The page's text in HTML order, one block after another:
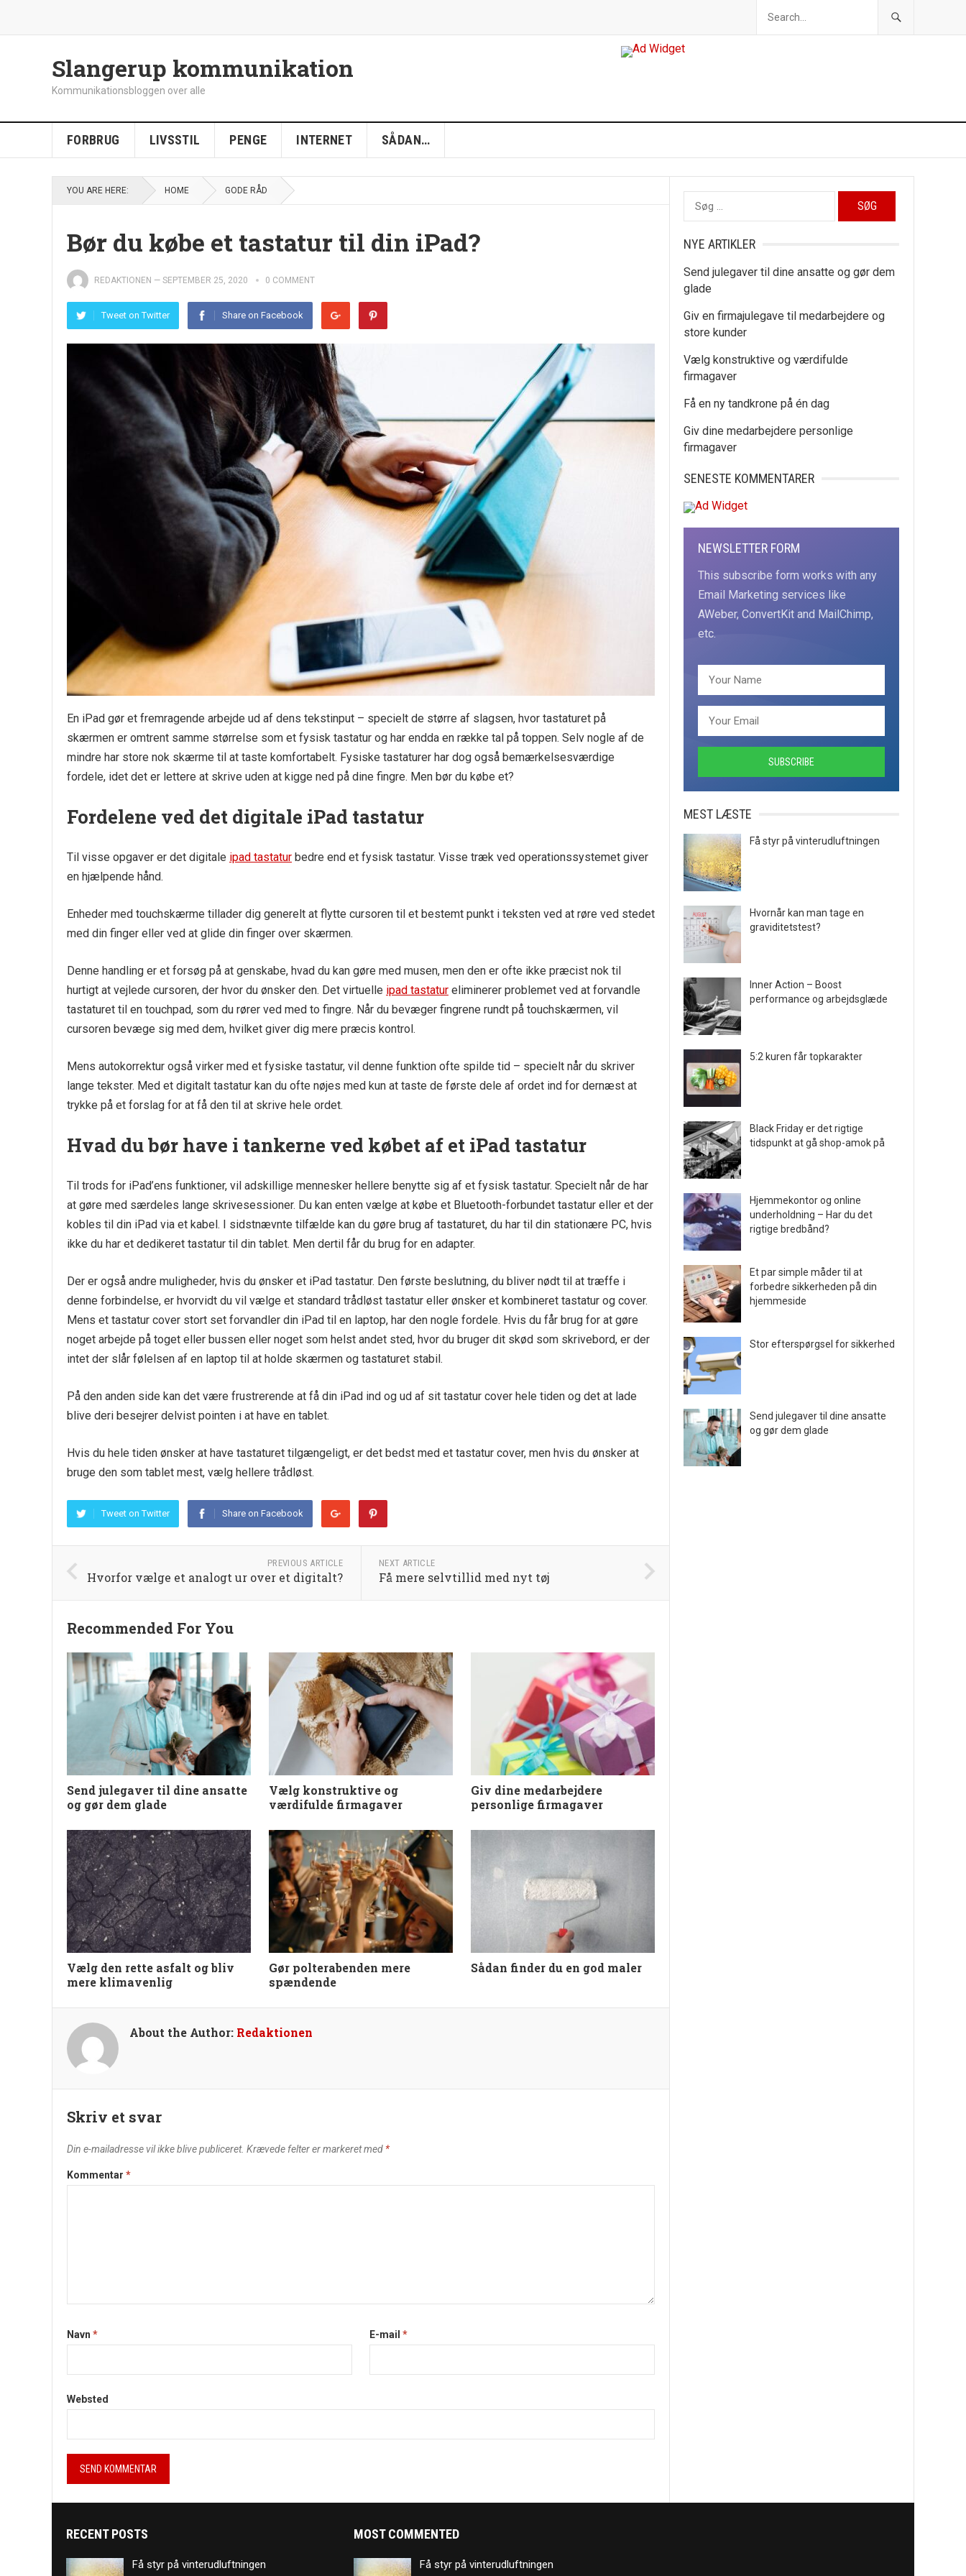
Slangerup kommunikation
Kommunikationsbloggen over alle
FORBRUG LIVSSTIL PENGE INTERNET SÅDAN…
YOU ARE HERE: HOME GODE RÅD
Bør du købe et tastatur til din iPad?
REDAKTIONEN — SEPTEMBER 25, 2020 0 COMMENT
Tweet on Twitter Share on Facebook
En iPad gør et fremragende arbejde ud af dens tekstinput – specielt de større af slagsen, hvor tastaturet på
skærmen er omtrent samme størrelse som et fysisk tastatur og har endda en række tal på toppen. Selv nogle af de
mindre har store nok skærme til at taste komfortabelt. Fysiske tastaturer har dog også bemærkelsesværdige
fordele, idet det er lettere at skrive uden at kigge ned på dine fingre. Men bør du købe et?
Fordelene ved det digitale iPad tastatur
Til visse opgaver er det digitale ipad tastatur bedre end et fysisk tastatur. Visse træk ved operationssystemet giver
en hjælpende hånd.
Enheder med touchskærme tillader dig generelt at flytte cursoren til et bestemt punkt i teksten ved at røre ved stedet
med din finger eller ved at glide din finger over skærmen.
Denne handling er et forsøg på at genskabe, hvad du kan gøre med musen, men den er ofte ikke præcist nok til
hurtigt at vejlede cursoren, der hvor du ønsker den. Det virtuelle ipad tastatur eliminerer problemet ved at forvandle
tastaturet til en touchpad, som du rører ved med to fingre. Når du bevæger fingrene rundt på touchskærmen, vil
cursoren bevæge sig med dem, hvilket giver dig mere præcis kontrol.
Mens autokorrektur også virker med et fysiske tastatur, vil denne funktion ofte spilde tid – specielt når du skriver
lange tekster. Med et digitalt tastatur kan du ofte nøjes med kun at taste de første dele af ordet ind for dernæst at
trykke på et forslag for at få den til at skrive hele ordet.
Hvad du bør have i tankerne ved købet af et iPad tastatur
Til trods for iPad’ens funktioner, vil adskillige mennesker hellere benytte sig af et fysisk tastatur. Specielt når de har
at gøre med særdeles lange skrivesessioner. Du kan enten vælge at købe et Bluetooth-forbundet tastatur eller et der
kobles til din iPad via et kabel. I sidstnævnte tilfælde kan du gøre brug af tastaturet, du har til din stationære PC, hvis
ikke du har et dedikeret tastatur til din tablet. Men dertil får du brug for en adapter.
Der er også andre muligheder, hvis du ønsker et iPad tastatur. Den første beslutning, du bliver nødt til at træffe i
denne forbindelse, er hvorvidt du vil vælge et standard trådløst tastatur eller ønsker et kombineret tastatur og cover.
Mens et tastatur cover stort set forvandler din iPad til en laptop, har den nogle fordele. Hvis du får brug for at gøre
noget arbejde på toget eller bussen eller noget som helst andet sted, hvor du bruger dit skød som skrivebord, er der
intet der slår følelsen af en laptop til at holde skærmen og tastaturet stabil.
På den anden side kan det være frustrerende at få din iPad ind og ud af sit tastatur cover hele tiden og det at lade
blive deri besejrer delvist pointen i at have en tablet.
Hvis du hele tiden ønsker at have tastaturet tilgængeligt, er det bedst med et tastatur cover, men hvis du ønsker at
bruge den som tablet mest, vælg hellere trådløst.
Tweet on Twitter Share on Facebook
PREVIOUS ARTICLE
Hvorfor vælge et analogt ur over et digitalt?
NEXT ARTICLE
Få mere selvtillid med nyt tøj
Recommended For You
Send julegaver til dine ansatte
og gør dem glade
Vælg konstruktive og
værdifulde firmagaver
Giv dine medarbejdere
personlige firmagaver
Vælg den rette asfalt og bliv
mere klimavenlig
Gør polterabenden mere
spændende
Sådan finder du en god maler
About the Author: Redaktionen
Skriv et svar
Din e-mailadresse vil ikke blive publiceret. Krævede felter er markeret med *
Kommentar *
Navn * E-mail*
Websted
Søg
efter:
NYE ARTIKLER
Send julegaver til dine ansatte og gør dem
glade
Giv en firmajulegave til medarbejdere og
store kunder
Vælg konstruktive og værdifulde
firmagaver
Få en ny tandkrone på én dag
Giv dine medarbejdere personlige
firmagaver
SENESTE KOMMENTARER
NEWSLETTER FORM
This subscribe form works with any
Email Marketing services like
AWeber, ConvertKit and MailChimp,
etc.
MEST LÆSTE
Få styr på vinterudluftningen
Hvornår kan man tage en
graviditetstest?
Inner Action – Boost
performance og arbejdsglæde
5:2 kuren får topkarakter
Black Friday er det rigtige
tidspunkt at gå shop-amok på
Hjemmekontor og online
underholdning – Har du det
rigtige bredbånd?
Et par simple måder til at
forbedre sikkerheden på din
hjemmeside
Stor efterspørgsel for sikkerhed
Send julegaver til dine ansatte
og gør dem glade
RECENT POSTS
Få styr på vinterudluftningen
MOST COMMENTED
Få styr på vinterudluftningen